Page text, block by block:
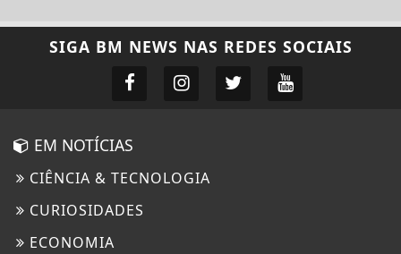
SIGA BM NEWS NAS REDES SOCIAIS
EM NOTÍCIAS
CIÊNCIA & TECNOLOGIA
CURIOSIDADES
ECONOMIA